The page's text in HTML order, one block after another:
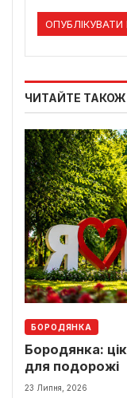
ЧИТАЙТЕ ТАКОЖ
БОРОДЯНКА
Бородянка:
для подорожі
23 Липня, 2026